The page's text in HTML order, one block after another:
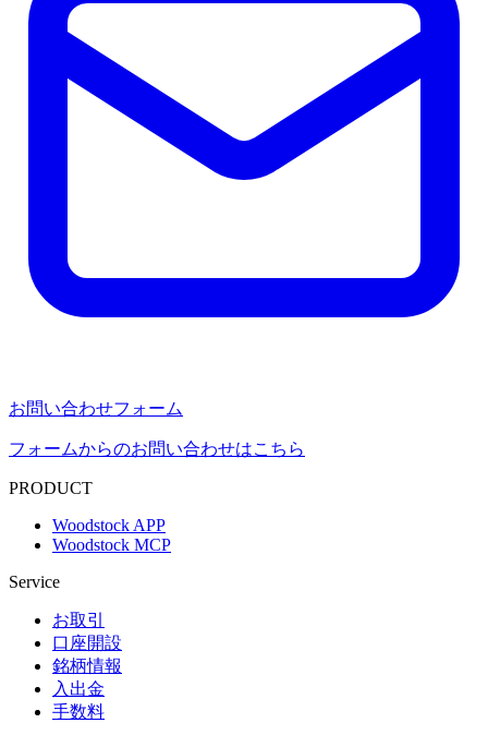
お問い合わせフォーム
フォームからのお問い合わせはこちら
PRODUCT
Woodstock APP
Woodstock MCP
Service
お取引
口座開設
銘柄情報
入出金
手数料